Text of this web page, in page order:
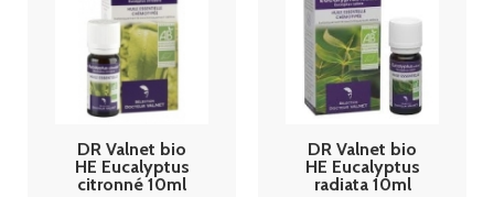
DR Valnet bio
HE Eucalyptus
citronné 10ml
DR Valnet bio
HE Eucalyptus
radiata 10ml